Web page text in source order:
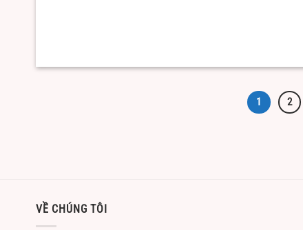
1 2
VỀ CHÚNG TÔI